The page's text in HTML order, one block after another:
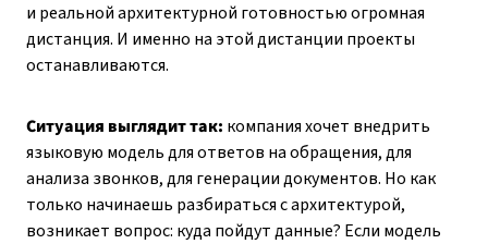
и реальной архитектурной готовностью огромная
дистанция. И именно на этой дистанции проекты
останавливаются.
Ситуация выглядит так: компания хочет внедрить
языковую модель для ответов на обращения, для
анализа звонков, для генерации документов. Но как
только начинаешь разбираться с архитектурой,
возникает вопрос: куда пойдут данные? Если модель